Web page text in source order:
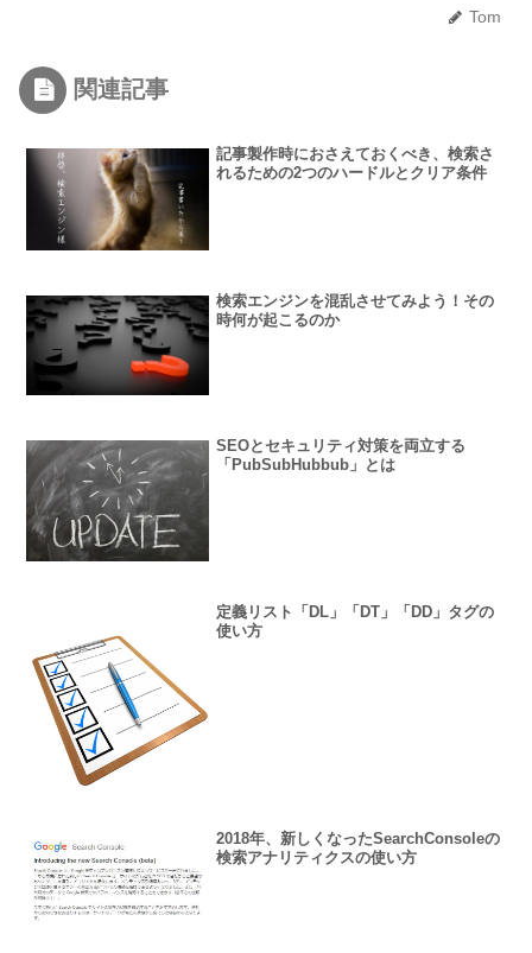
Tom
関連記事
記事製作時におさえておくべき、検索さ
れるための2つのハードルとクリア条件
検索エンジンを混乱させてみよう！その
時何が起こるのか
SEOとセキュリティ対策を両立する
「PubSubHubbub」とは
定義リスト「DL」「DT」「DD」タグの
使い方
2018年、新しくなったSearchConsoleの
検索アナリティクスの使い方